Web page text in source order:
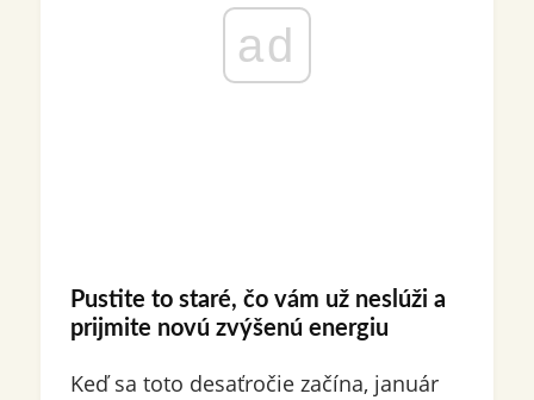
ad
Pustite to staré, čo vám už neslúži a
prijmite novú zvýšenú energiu
Keď sa toto desaťročie začína, január